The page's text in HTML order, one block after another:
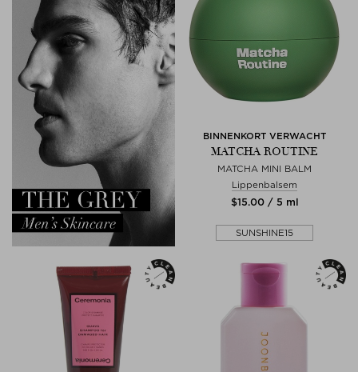
BINNENKORT VERWACHT
MATCHA ROUTINE
MATCHA MINI BALM
Lippenbalsem
$‌15.00 / 5 ml
SUNSHINE15